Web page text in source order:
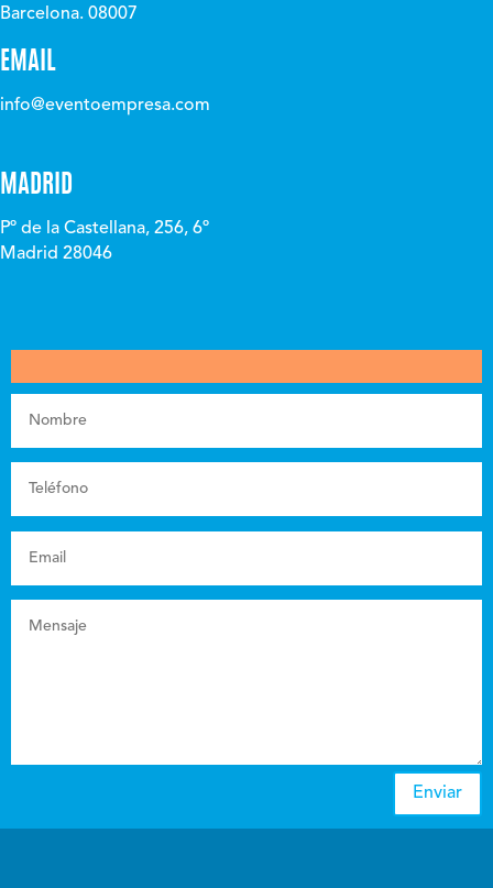
Barcelona. 08007
EMAIL
info@eventoempresa.com
MADRID
Pº de la Castellana, 256, 6º
Madrid 28046
Enviar